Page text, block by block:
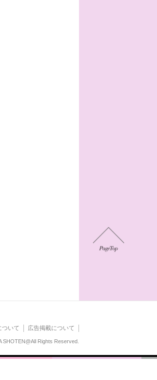
ついて 広告掲載について
SHOTEN@All Rights Reserved.